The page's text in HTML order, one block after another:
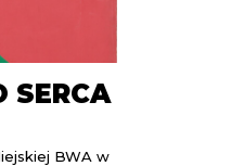
SERCA
BWA w